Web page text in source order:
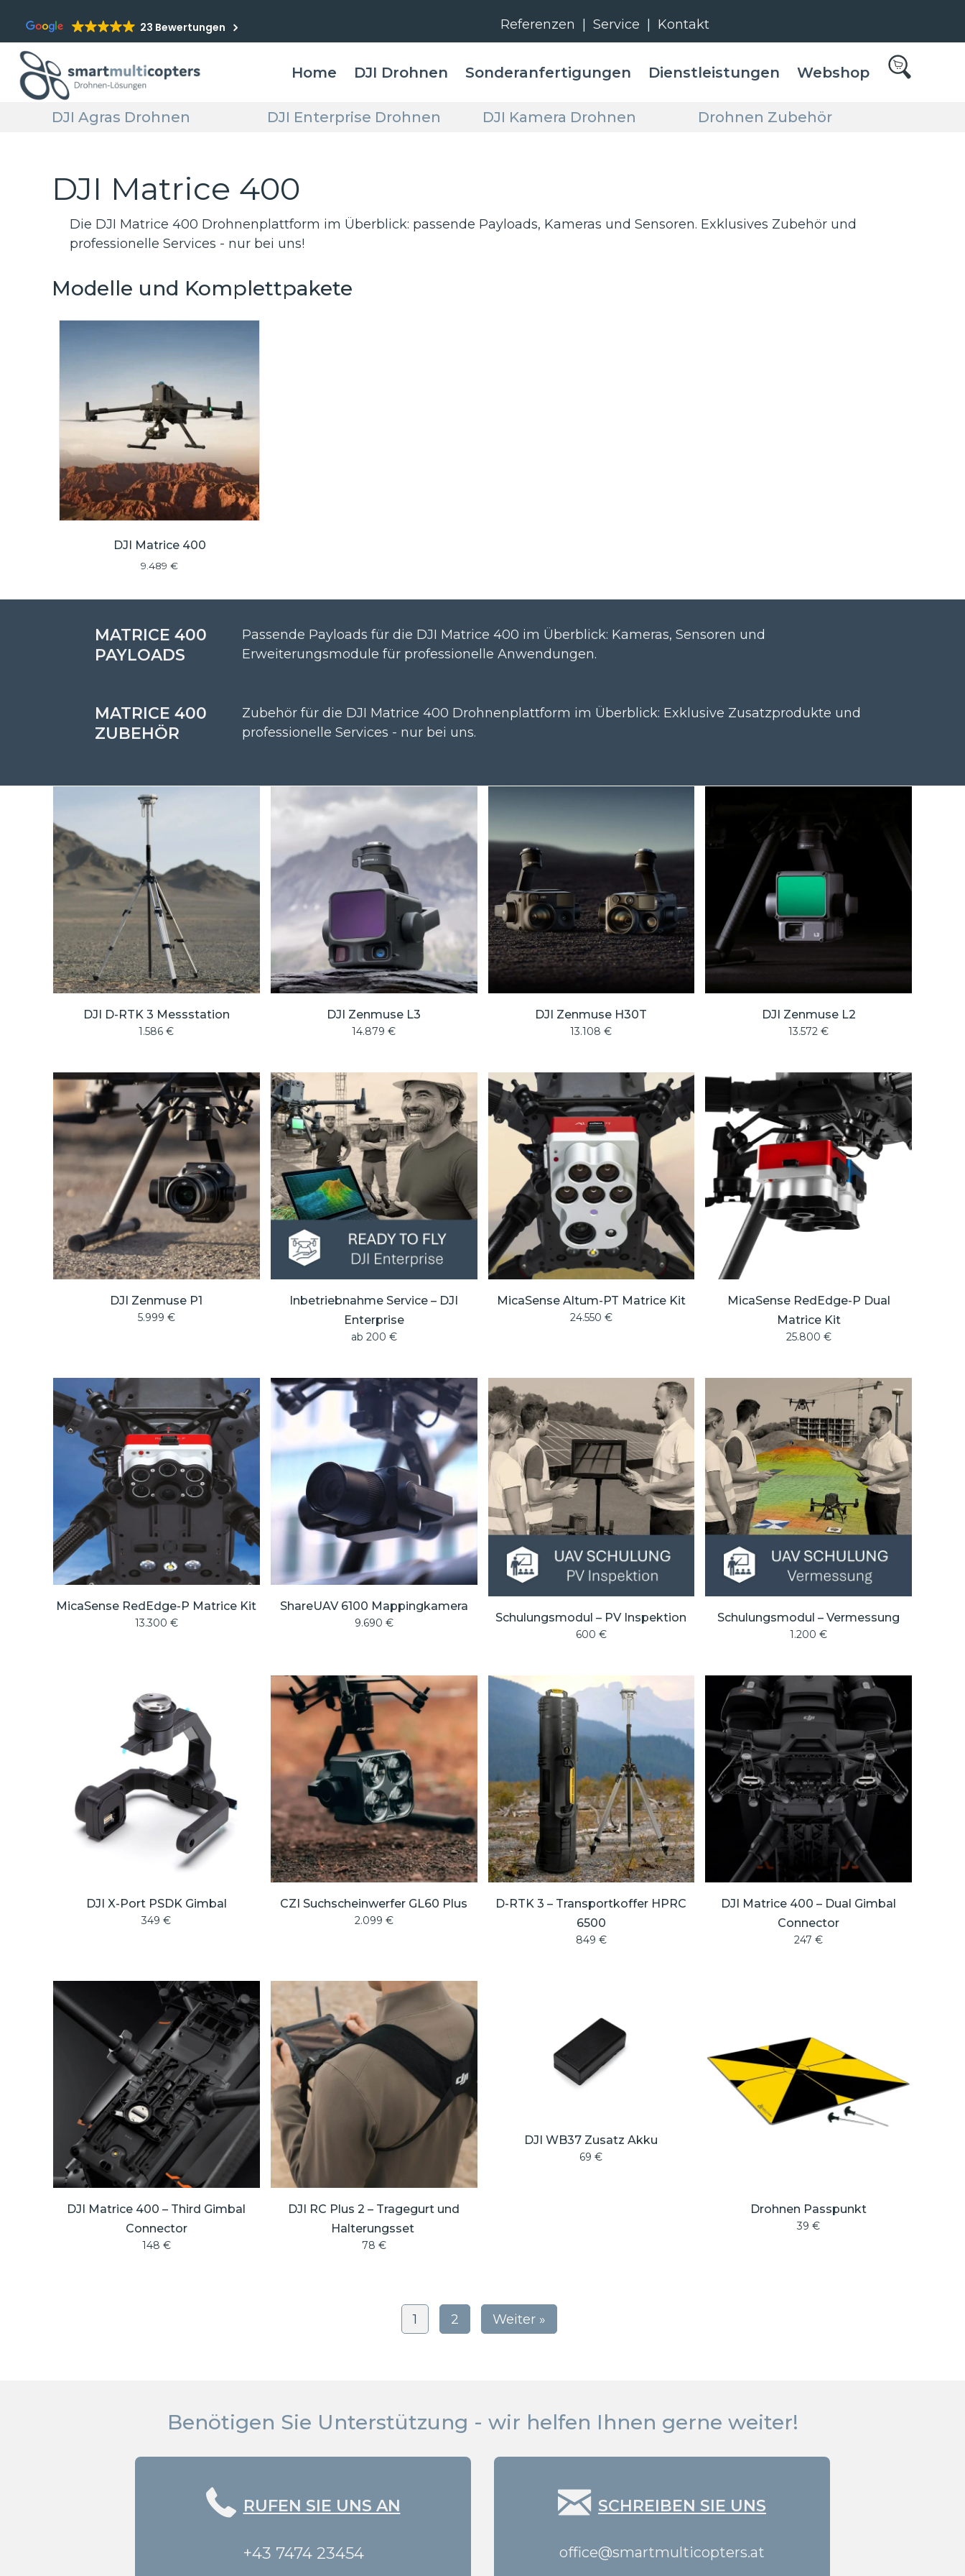
23 Bewertungen Referenzen Service Kontakt
Home DJI Drohnen Sonderanfertigungen Dienstleistungen Webshop
DJI Agras Drohnen DJI Enterprise Drohnen DJI Kamera Drohnen Drohnen Zubehör
DJI Matrice 400
Die DJI Matrice 400 Drohnenplattform im Überblick: passende Payloads, Kameras und Sensoren. Exklusives Zubehör und
professionelle Services - nur bei uns!
Modelle und Komplettpakete
DJI Matrice 400
9.489 €
MATRICE 400
PAYLOADS
Passende Payloads für die DJI Matrice 400 im Überblick: Kameras, Sensoren und
Erweiterungsmodule für professionelle Anwendungen.
MATRICE 400
ZUBEHÖR
Zubehör für die DJI Matrice 400 Drohnenplattform im Überblick: Exklusive Zusatzprodukte und
professionelle Services - nur bei uns.
DJI D-RTK 3 Messstation
1.586€
DJI Zenmuse L3
14.879€
DJI Zenmuse H30T
13.108€
DJI Zenmuse L2
13.572€
DJI Zenmuse P1
5.999 €
Inbetriebnahme Service – DJI
Enterprise
ab 200 €
MicaSense Altum-PT Matrice Kit
24.550 €
MicaSense RedEdge-P Dual
Matrice Kit
25.800 €
MicaSense RedEdge-P Matrice Kit
13.300 €
ShareUAV 6100 Mappingkamera
9.690 € Schulungsmodul – PV Inspektion
600 €
Schulungsmodul – Vermessung
1.200€
DJI X-Port PSDK Gimbal
349€
CZI Suchscheinwerfer GL60 Plus
2.099 €
D-RTK 3 – Transportkoffer HPRC
6500
849 €
DJI Matrice 400 – Dual Gimbal
Connector
247€
DJI Matrice 400 – Third Gimbal
Connector
148 €
DJI RC Plus 2 – Tragegurt und
Halterungsset
78 €
DJI WB37 Zusatz Akku
69€
Drohnen Passpunkt
39€
1 2 Weiter »
Benötigen Sie Unterstützung - wir helfen Ihnen gerne weiter!
RUFEN SIE UNS AN
+43 7474 23454
SCHREIBEN SIE UNS
office@smartmulticopters.at